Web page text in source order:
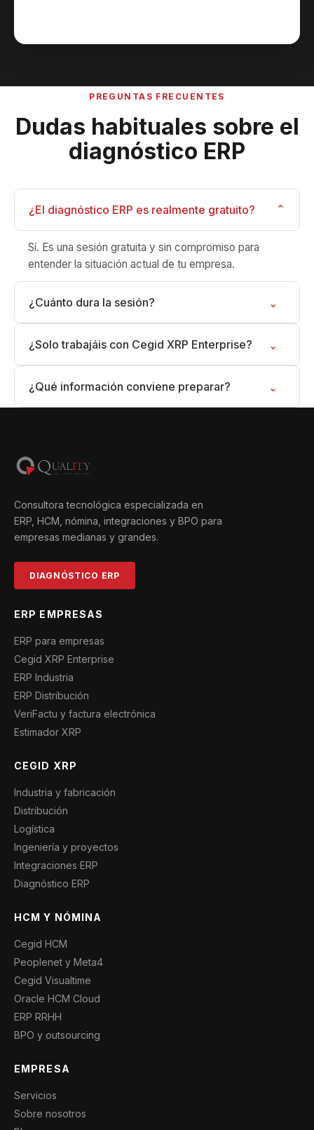
PREGUNTAS FRECUENTES
Dudas habituales sobre el
diagnóstico ERP
¿El diagnóstico ERP es realmente gratuito? ⌄
Sí. Es una sesión gratuita y sin compromiso para
entender la situación actual de tu empresa.
¿Cuánto dura la sesión? ⌄
¿Solo trabajáis con Cegid XRP Enterprise? ⌄
¿Qué información conviene preparar? ⌄
Consultora tecnológica especializada en
ERP, HCM, nómina, integraciones y BPO para
empresas medianas y grandes.
DIAGNÓSTICO ERP
ERP EMPRESAS
ERP para empresas
Cegid XRP Enterprise
ERP Industria
ERP Distribución
VeriFactu y factura electrónica
Estimador XRP
CEGID XRP
Industria y fabricación
Distribución
Logística
Ingeniería y proyectos
Integraciones ERP
Diagnóstico ERP
HCM Y NÓMINA
Cegid HCM
Peoplenet y Meta4
Cegid Visualtime
Oracle HCM Cloud
ERP RRHH
BPO y outsourcing
EMPRESA
Servicios
Sobre nosotros